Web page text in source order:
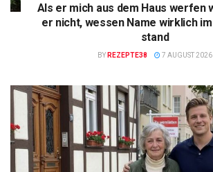
Als er mich aus dem Haus werfen
er nicht, wessen Name wirklich
stand
BY REZEPTE38 7 AUGUST 2026